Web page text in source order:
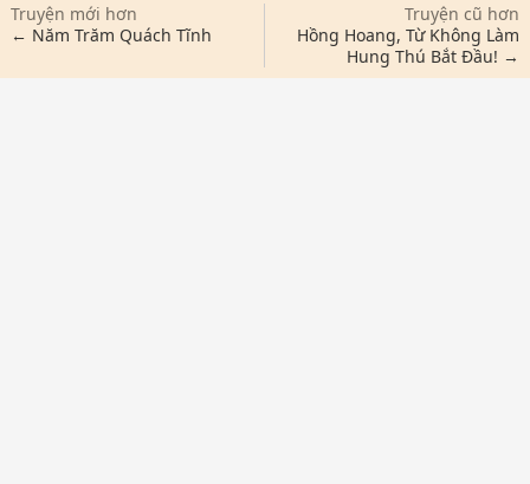
Truyện mới hơn
← Năm Trăm Quách Tĩnh
Truyện cũ hơn
Hồng Hoang, Từ Không Làm
Hung Thú Bắt Đầu! →